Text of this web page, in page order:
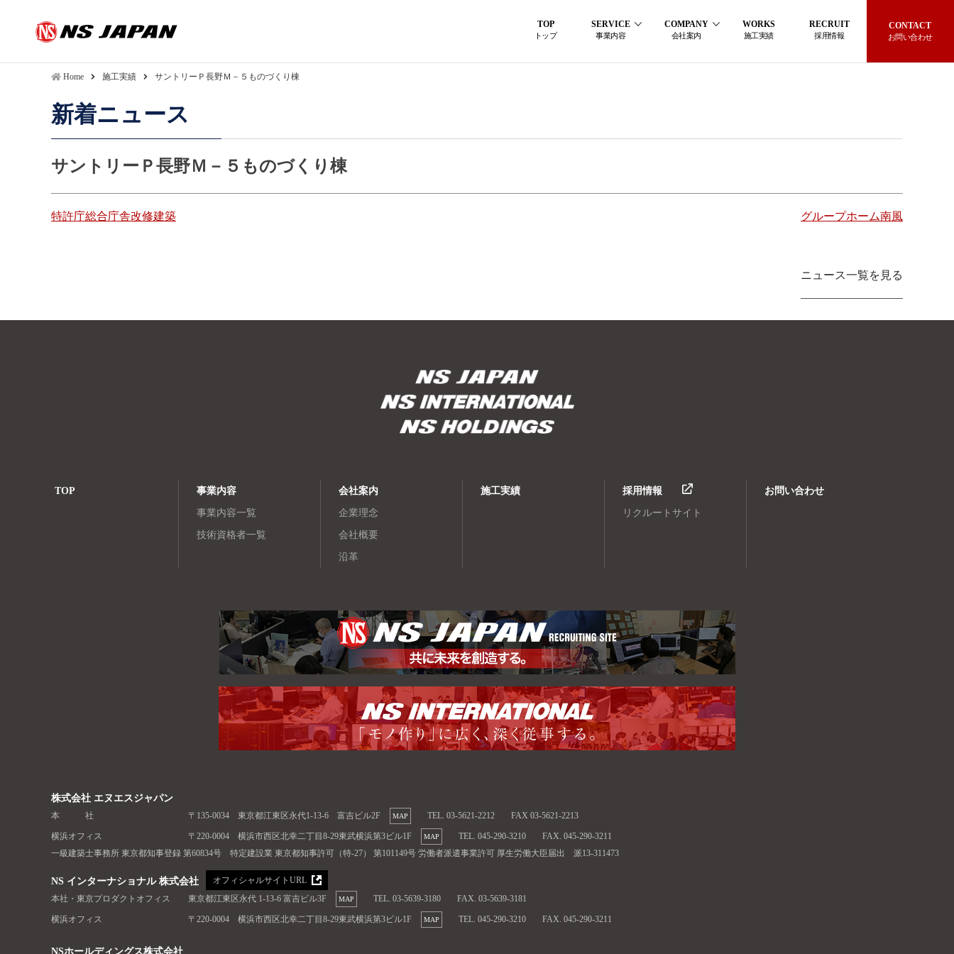
TOP
トップ
SERVICE
事業内容
COMPANY
会社案内
WORKS
施工実績
RECRUIT
採用情報
CONTACT
お問い合わせ
Home 施工実績 サントリーＰ長野Ｍ－５ものづくり棟
新着ニュース
サントリーＰ長野Ｍ－５ものづくり棟
投
ゲ
特許庁総合庁舎改修建築 グループホーム南風
ニュース一覧を見る
TOP 事業内容
事業内容一覧
技術資格者一覧
会社案内
企業理念
会社概要
沿革
施工実績 採用情報
リクルートサイト
お問い合わせ
株式会社 エヌエスジャパン
本 社 〒135-0034 東京都江東区永代1-13-6 富吉ビル2F MAP TEL. 03-5621-2212 FAX 03-5621-2213
横浜オフィス 〒220-0004 横浜市西区北幸二丁目8-29東武横浜第3ビル1F MAP TEL. 045-290-3210
FAX. 045-290-3211
一級建築士事務所 東京都知事登録 第60834号 特定建設業 東京都知事許可（特-27） 第101149号 労働者派遣事業許可 厚生労働大臣届出 派13-311473
NS インターナショナル 株式会社
オフィシャルサイトURL
本社・東京プロダクトオフィス
東京都江東区永代 1-13-6 富吉ビル3F MAP TEL. 03-5639-3180 FAX. 03-5639-3181
横浜オフィス 〒220-0004 横浜市西区北幸二丁目8-29東武横浜第3ビル1F MAP TEL. 045-290-3210 FAX. 045-290-3211
NSホールディングス株式会社